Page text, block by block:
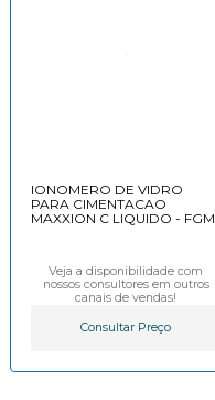
IONOMERO DE VIDRO
PARA CIMENTACAO
MAXXION C LIQUIDO - FGM
Veja a disponibilidade com
nossos consultores em outros
canais de vendas!
Consultar Preço